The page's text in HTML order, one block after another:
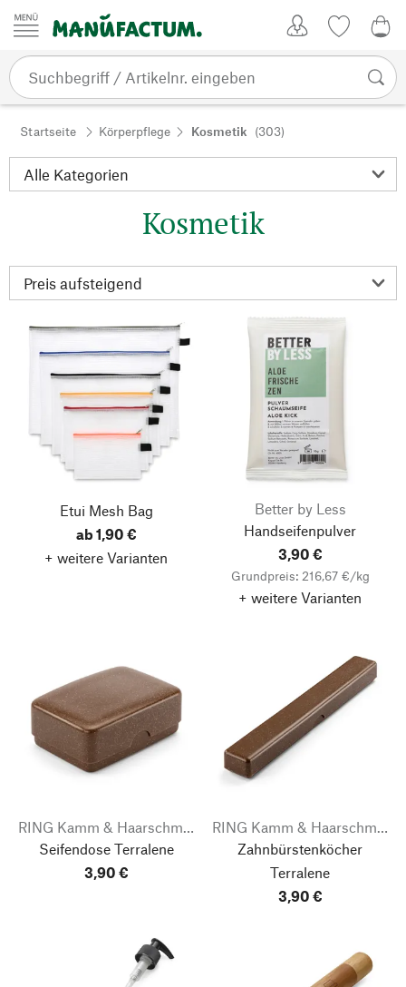
Zum Inhalt springen
Startseite Körperpflege Kosmetik (303)
Kosmetik
Etui Mesh Bag
ab 1,90 €
+ weitere Varianten
Better by Less
Handseifenpulver
3,90 €
Grundpreis: 216,67 €/kg
+ weitere Varianten
RING Kamm & Haarschmuck
Seifendose Terralene
3,90 €
RING Kamm & Haarschmuck
Zahnbürstenköcher
Terralene
3,90 €